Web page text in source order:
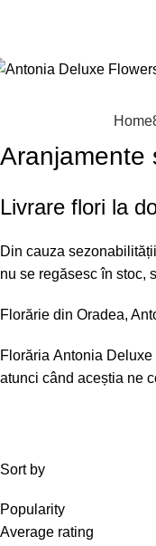
Home
Aranjamente
Livrare flori la
Din cauza
nu se regăsesc în stoc,
Florărie din Oradea,
Florăria Antonia Deluxe
atunci când aceștia ne
Sort by
Popularity
Average rating